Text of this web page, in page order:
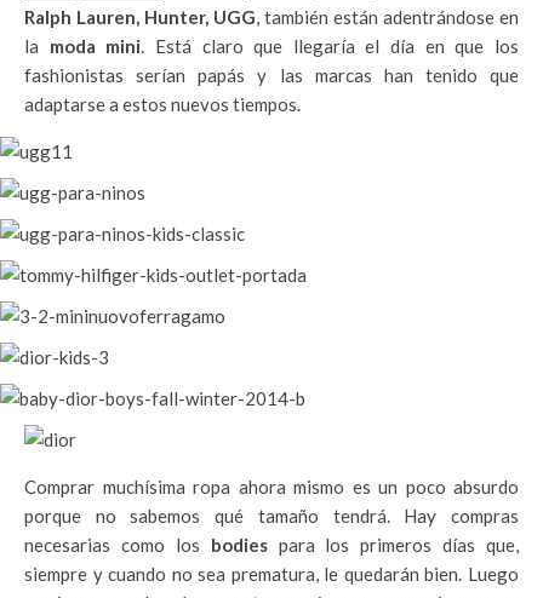
Ralph Lauren, Hunter, UGG, también están adentrándose en
la moda mini. Está claro que llegaría el día en que los
fashionistas serían papás y las marcas han tenido que
adaptarse a estos nuevos tiempos.
Comprar muchísima ropa ahora mismo es un poco absurdo
porque no sabemos qué tamaño tendrá. Hay compras
necesarias como los bodiespara los primeros días que,
siempre y cuando no sea prematura, le quedarán bien. Luego